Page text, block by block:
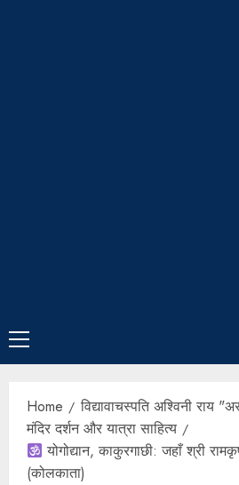
Home विद्यावाचस्पति अश्विनी राय
मंदिर दर्शन और यात्रा साहित्य
योगोद्यान, काकुरगाछी: जहाँ श्री
(कोलकाता)